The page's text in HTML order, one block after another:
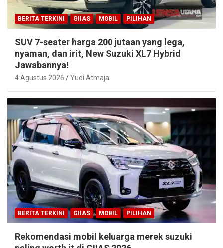
BERITA TERKINI GIIAS MOBIL PILIHAN
SUV 7-seater harga 200 jutaan yang lega,
nyaman, dan irit, New Suzuki XL7 Hybrid
Jawabannya!
4 Agustus 2026 Yudi Atmaja
BERITA TERKINI GIIAS MOBIL PILIHAN
Rekomendasi mobil keluarga merek suzuki